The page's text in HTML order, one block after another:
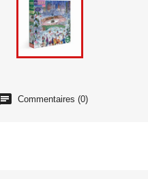
Commentaires (0)